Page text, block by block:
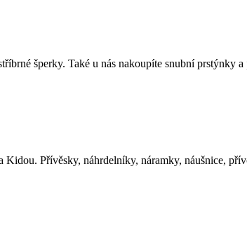
šperky. Také u nás nakoupíte snubní prstýnky a
Přívěsky, náhrdelníky, náramky, náušnice,